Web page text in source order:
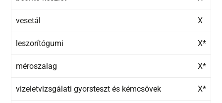
vesetál X
leszorítógumi X*
méroszalag X*
vizeletvizsgálati gyorsteszt és kémcsövek X*